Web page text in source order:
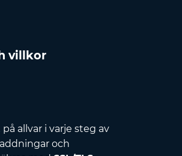
villkor
allvar i varje steg av
och